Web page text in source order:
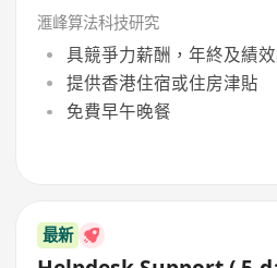
滙峰算法科技研究
具競爭力薪酬，年終及績
提供香港住宿或住房津貼
免費早午晚餐
最新